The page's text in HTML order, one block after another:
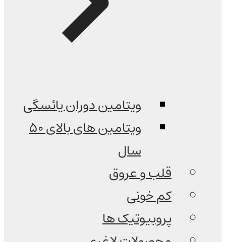
ویتامین دوران یائسگی
ویتامین های بالای 50
سال
قلب و عروق
کم خونی
پروبیوتیک ها